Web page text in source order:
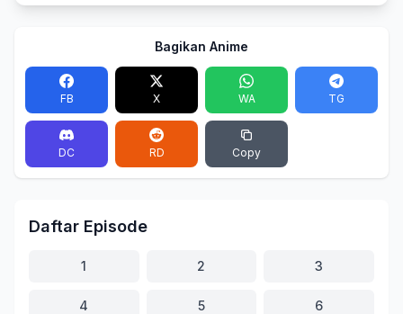
Bagikan Anime
FB X WA TG
DC RD Copy
Daftar Episode
1 2 3
4 5 6